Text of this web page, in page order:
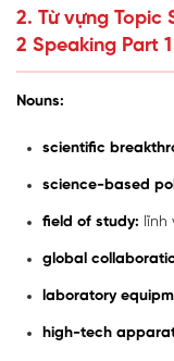
2. Từ vựng Topic
2 Speaking Part 1
Nouns:
scientific
science-based
field of study: lĩnh
global
laboratory
high-tech